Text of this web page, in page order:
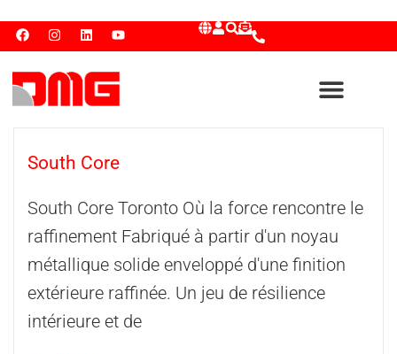
South Core
South Core Toronto Où la force rencontre le
raffinement Fabriqué à partir d'un noyau
métallique solide enveloppé d'une finition
extérieure raffinée. Un jeu de résilience
intérieure et de